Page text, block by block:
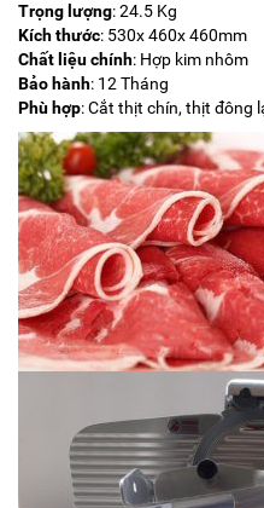
Trọng lượng: 24.5 Kg
Kích thước: 530x 460x 460mm
Chất liệu chính: Hợp kim nhôm
Bảo hành: 12 Tháng
Phù hợp: Cắt thịt chín, thịt đông